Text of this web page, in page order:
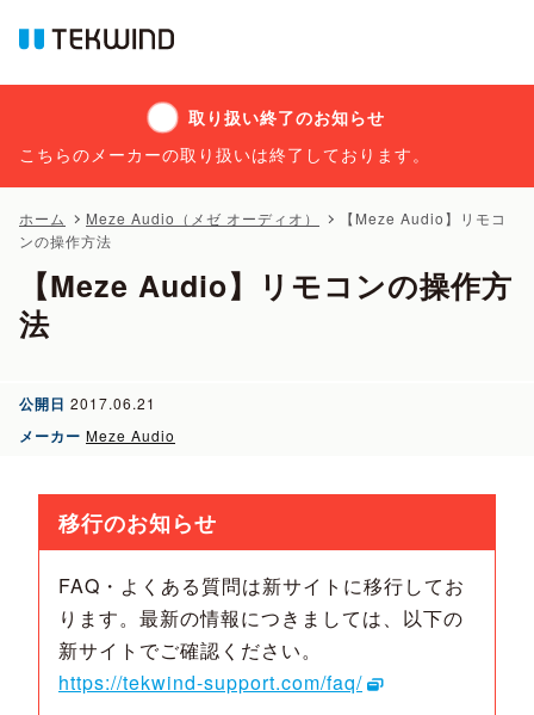
取り扱い終了のお知らせ
こちらのメーカーの取り扱いは終了しております。
ホーム Meze Audio（メゼ オーディオ）
【Meze Audio】リモコ
ンの操作方法
【Meze Audio】リモコンの操作方
法
公開日 2017.06.21
メーカー Meze Audio
移行のお知らせ
FAQ・よくある質問は新サイトに移行してお
ります。最新の情報につきましては、以下の
新サイトでご確認ください。
https://tekwind-support.com/faq/